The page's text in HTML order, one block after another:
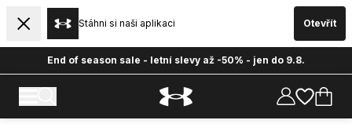
Stáhni si naši aplikaci Otevřít
End of season sale - letní slevy až -50% - jen do 9.8.